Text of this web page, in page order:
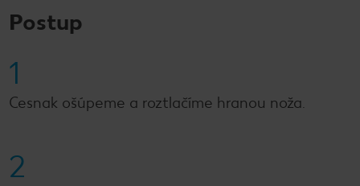
Postup
1
Cesnak ošúpeme a roztlačíme hranou noža.
2